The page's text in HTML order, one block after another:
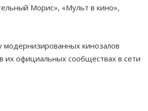
Морис», «Мульт в кино»,
кинозалов
их официальных сообществах в сети